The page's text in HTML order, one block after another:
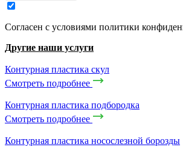
Cогласен с условиями политики
Другие наши услуги
Контурная пластика скул
Смотреть подробнее
Контурная пластика подбородка
Смотреть подробнее
Контурная пластика носослезной борозды